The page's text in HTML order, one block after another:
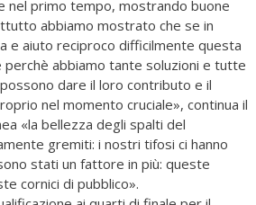
nel primo tempo, mostrando buone
abbiamo mostrato che se in
e aiuto reciproco difficilmente questa
abbiamo tante soluzioni e tutte
dare il loro contributo e il
nel momento cruciale», continua il
«la bellezza degli spalti del
gremiti: i nostri tifosi ci hanno
stati un fattore in più: queste
cornici di pubblico».